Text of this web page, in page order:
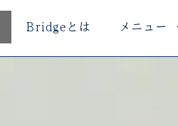
Bridgeとは メニュー